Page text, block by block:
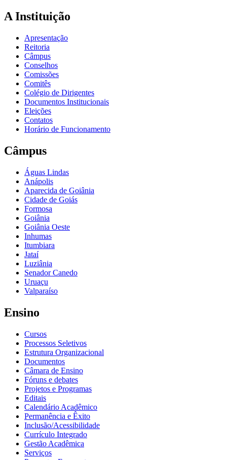
A Instituição
Apresentação
Reitoria
Câmpus
Conselhos
Comissões
Comitês
Colégio de Dirigentes
Documentos Institucionais
Eleições
Contatos
Horário de Funcionamento
Câmpus
Águas Lindas
Anápolis
Aparecida de Goiânia
Cidade de Goiás
Formosa
Goiânia
Goiânia Oeste
Inhumas
Itumbiara
Jataí
Luziânia
Senador Canedo
Uruaçu
Valparaíso
Ensino
Cursos
Processos Seletivos
Estrutura Organizacional
Documentos
Câmara de Ensino
Fóruns e debates
Projetos e Programas
Editais
Calendário Acadêmico
Permanência e Êxito
Inclusão/Acessibilidade
Currículo Integrado
Gestão Acadêmica
Serviços